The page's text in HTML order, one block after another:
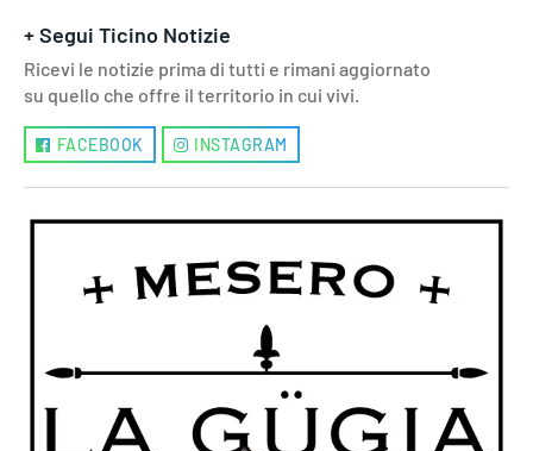
+ Segui Ticino Notizie
Ricevi le notizie prima di tutti e rimani aggiornato
su quello che offre il territorio in cui vivi.
FACEBOOK INSTAGRAM